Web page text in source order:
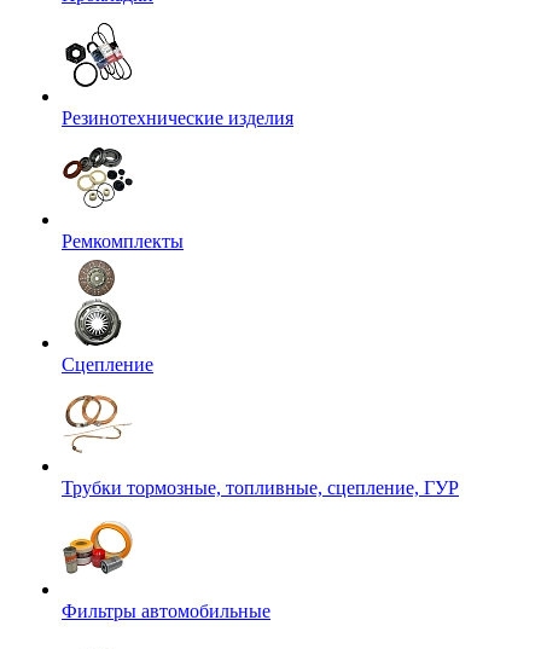
Резинотехнические изделия
Ремкомплекты
Сцепление
Трубки тормозные, топливные, сцепление, ГУР
Фильтры автомобильные